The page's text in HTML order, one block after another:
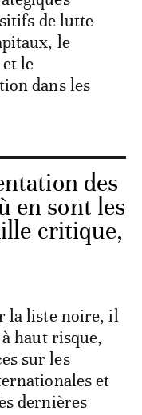
de lutte
le
le
dans les
des
en sont les
critique,
la liste noire, il
haut risque,
sur les
et
dernières